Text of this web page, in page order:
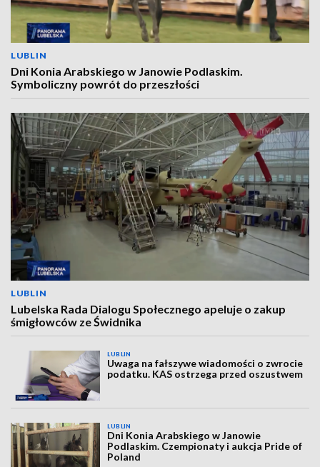
LUBLIN
Dni Konia Arabskiego w Janowie Podlaskim.
Symboliczny powrót do przeszłości
LUBLIN
Lubelska Rada Dialogu Społecznego apeluje o zakup
śmigłowców ze Świdnika
LUBLIN
Uwaga na fałszywe wiadomości o zwrocie
podatku. KAS ostrzega przed oszustwem
LUBLIN
Dni Konia Arabskiego w Janowie
Podlaskim. Czempionaty i aukcja Pride of
Poland